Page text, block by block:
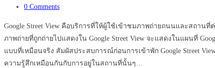
category:
Post
0 Comments
Google Street View คือบริการที่ให้ผู้ใช้เข้าชมภาพถ่ายถนนและสถา
ภาพถ่ายที่ถูกถ่ายไปแสดงใน Google Street View จะแสดงในแผนที่
แบบที่เหมือนจริง สัมผัสประสบการณ์ก่อนการเข้าพัก Google Street
ความรู้สึกเหมือนกันกับการอยู่ในสถานที่นั้นๆ…